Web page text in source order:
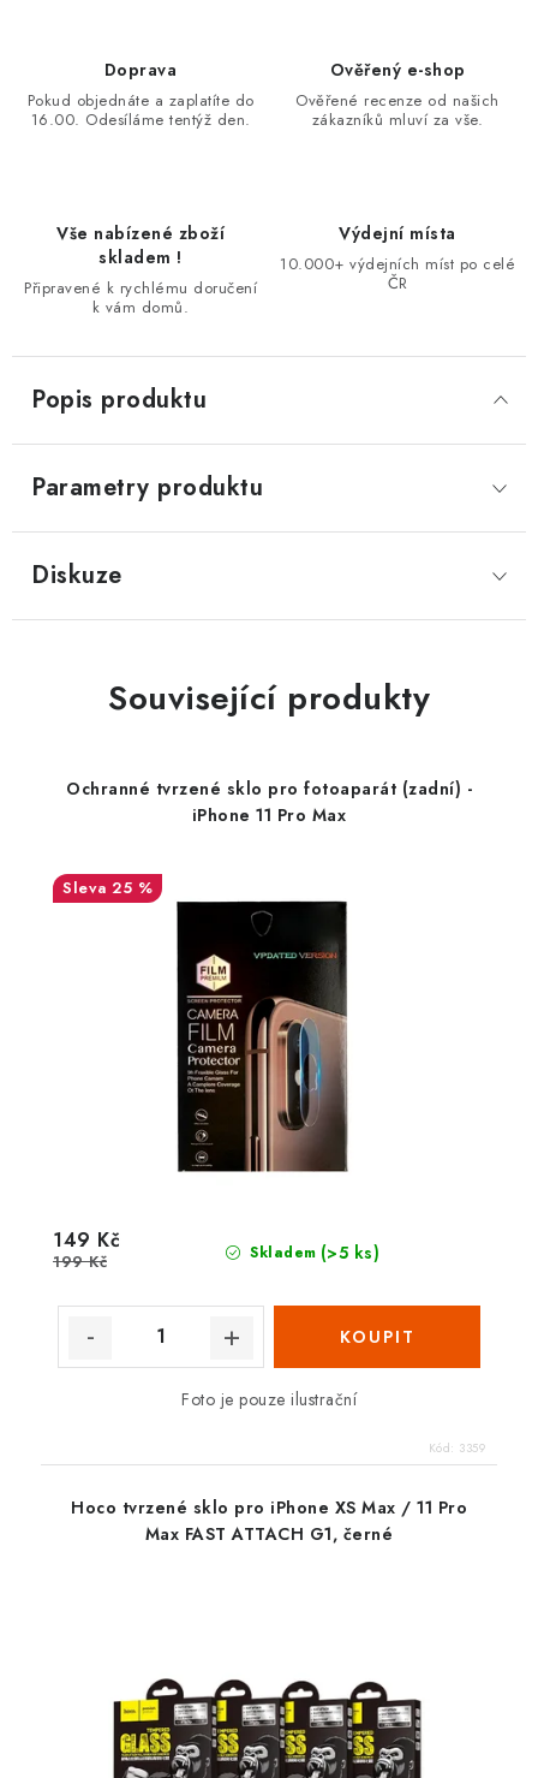
Doprava
Pokud objednáte a zaplatíte do
16.00. Odesíláme tentýž den.
Ověřený e-shop
Ověřené recenze od našich
zákazníků mluví za vše.
Vše nabízené zboží
skladem !
Připravené k rychlému doručení
k vám domů.
Výdejní místa
10.000+ výdejních míst po celé
ČR
Popis produktu
Parametry produktu
Diskuze
Související produkty
Ochranné tvrzené sklo pro fotoaparát (zadní) -
iPhone 11 Pro Max
25 %
Skladem (>5 ks)
149 Kč
199 Kč
Foto je pouze ilustrační
Kód: 3359
Hoco tvrzené sklo pro iPhone XS Max / 11 Pro
Max FAST ATTACH G1, černé